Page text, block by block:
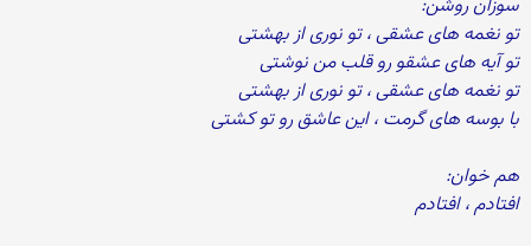
سوزان روشن:
تو نغمه های عشقی ، تو نوری از بهشتی
تو آیه های عشقو رو قلب من نوشتی
تو نغمه های عشقی ، تو نوری از بهشتی
با بوسه های گرمت ، این عاشق رو تو کشتی
هم خوان:
افتادم ، افتادم